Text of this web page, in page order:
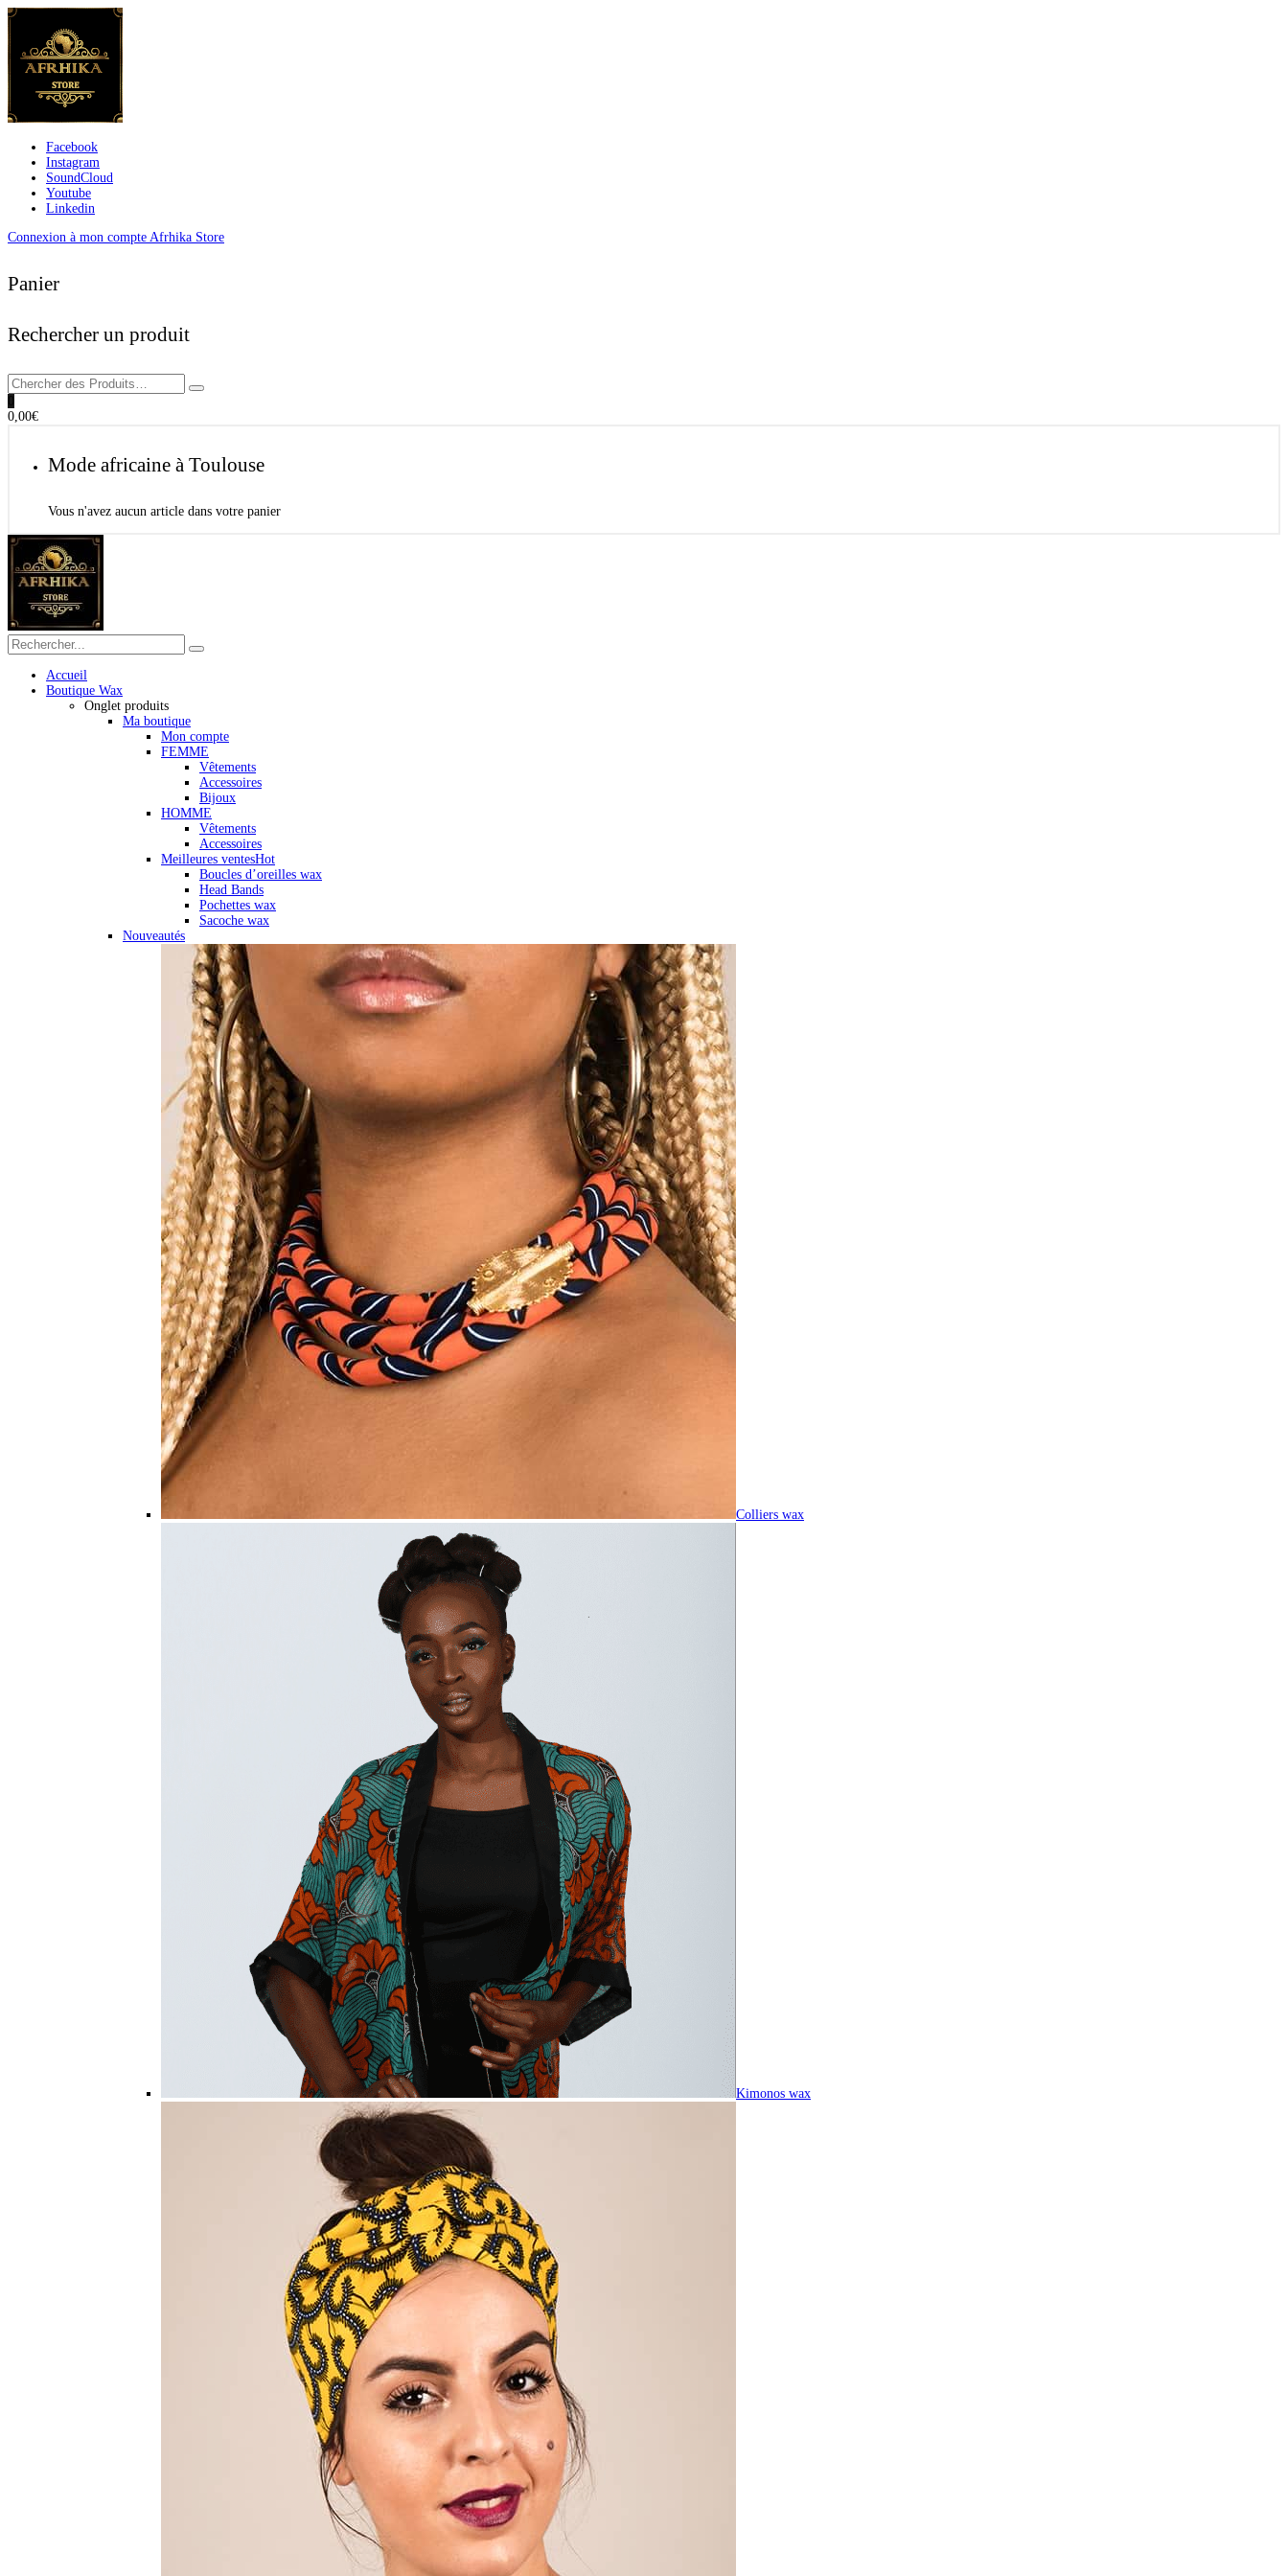
Facebook
Instagram
SoundCloud
Youtube
Linkedin
Connexion à mon compte Afrhika Store
Panier
Rechercher un produit
0,00€
Mode africaine à Toulouse
Vous n'avez aucun article dans votre panier
Accueil
Boutique Wax
Onglet produits
Ma boutique
Mon compte
FEMME
Vêtements
Accessoires
Bijoux
HOMME
Vêtements
Accessoires
Meilleures ventesHot
Boucles d’oreilles wax
Head Bands
Pochettes wax
Sacoche wax
Nouveautés
Colliers wax
Kimonos wax